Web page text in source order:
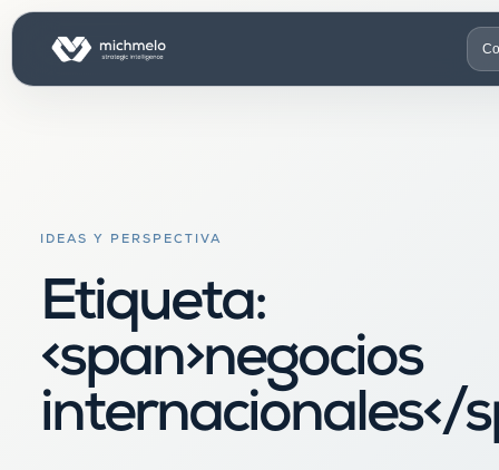
IDEAS Y PERSPECTIVA
Etiqueta:
<span>negocios
internacionales</